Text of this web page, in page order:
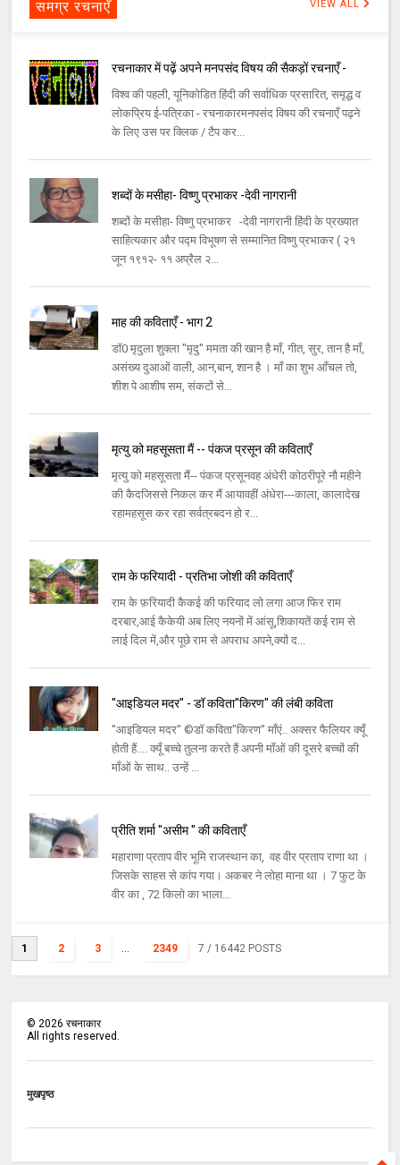
समग्र रचनाएँ VIEW ALL
रचनाकार में पढ़ें अपने मनपसंद विषय की सैकड़ों रचनाएँ -
विश्व की पहली, यूनिकोडित हिंदी की सर्वाधिक प्रसारित, समृद्ध व
लोकप्रिय ई-पत्रिका - रचनाकारमनपसंद विषय की रचनाएँ पढ़ने
के लिए उस पर क्लिक / टैप कर...
शब्दों के मसीहा- विष्णु प्रभाकर -देवी नागरानी
शब्दों के मसीहा- विष्णु प्रभाकर -देवी नागरानी हिंदी के प्रख्यात
साहित्यकार और पद्म विभूषण से सम्मानित विष्णु प्रभाकर ( २१
जून १९१२- ११ अप्रैल २...
माह की कविताएँ - भाग 2
डॉ0 मृदुला शुक्ला "मृदु" ममता की खान है माँ, गीत, सुर, तान है माँ,
असंख्य दुआओं वाली, आन,बान, शान है । माँ का शुभ आँचल तो,
शीश पे आशीष सम, संकटों से...
मृत्यु को महसूसता मैं -- पंकज प्रसून की कविताएँ
मृत्यु को महसूसता मैं-- पंकज प्रसूनवह अंधेरी कोठरीपूरे नौ महीने
की कैदजिससे निकल कर मैं आयावहीं अंधेरा---काला, कालादेख
रहामहसूस कर रहा सर्वत्रबदन हो र...
राम के फरियादी - प्रतिभा जोशी की कविताएँ
राम के फ़रियादी कैकई की फरियाद लो लगा आज फिर राम
दरबार,आई कैकेयी अब लिए नयनों में आंसू,शिकायतें कई राम से
लाई दिल में,और पूछे राम से अपराध अपने,क्यों द...
"आइडियल मदर" - डॉ कविता"किरण" की लंबी कविता
"आइडियल मदर" ©डॉ कविता"किरण" माँएं.. अक्सर फैलियर क्यूँ
होती हैं.... क्यूँ बच्चे तुलना करते हैं अपनी माँओं की दूसरे बच्चों की
माँओं के साथ.. उन्हें ...
प्रीति शर्मा "असीम " की कविताएँ
महाराणा प्रताप वीर भूमि राजस्थान का, वह वीर प्रताप राणा था ।
जिसके साहस से कांप गया। अकबर ने लोहा माना था । 7 फुट के
वीर का , 72 किलो का भाला...
1 2 3 ... 2349 7 / 16442 POSTS
©2026 रचनाकार
All rights reserved.
मुखपृष्ठ